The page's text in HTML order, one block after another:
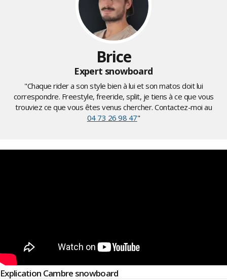
Brice
Expert snowboard
"Chaque rider a son style bien à lui et son matos doit lui
correspondre. Freestyle, freeride, split, je tiens à ce que vous
trouviez ce que vous êtes venus chercher. Contactez-moi au
04 73 26 98 47"
Explication Cambre snowboard